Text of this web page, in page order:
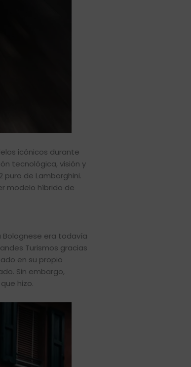
icónicos durante
tecnológica, visión y
puro de Lamborghini.
modelo híbrido de
Bolognese era todavía
Turismos gracias
en su propio
Sin embargo,
hizo.